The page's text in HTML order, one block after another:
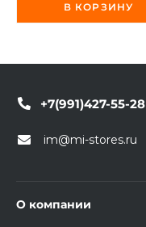
В КОРЗИНУ
+7(991)427-55-28
im@mi-stores.ru
О компании